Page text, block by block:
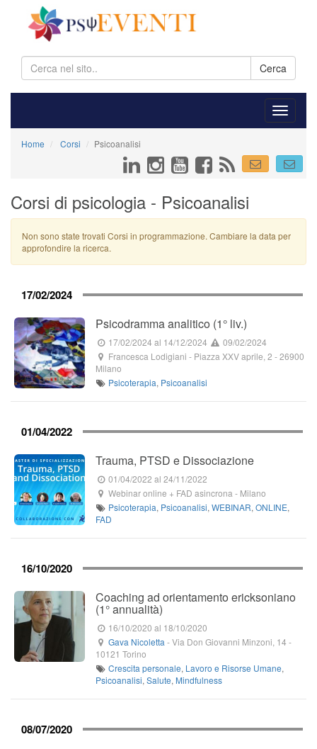
Cerca
Home Corsi Psicoanalisi
Corsi di psicologia - Psicoanalisi
Non sono state trovati Corsi in programmazione. Cambiare la data per
approfondire la ricerca.
17/02/2024
Psicodramma analitico (1° liv.)
17/02/2024 al 14/12/2024
09/02/2024
Francesca Lodigiani - Piazza XXV aprile, 2 -26900
Milano
Psicoterapia, Psicoanalisi
01/04/2022
Trauma, PTSD e Dissociazione
01/04/2022 al 24/11/2022
Webinar online + FAD asincrona - Milano
Psicoterapia, Psicoanalisi,WEBINAR,ONLINE,
FAD
16/10/2020
Coaching ad orientamento ericksoniano
(1° annualità)
16/10/2020 al 18/10/2020
Gava Nicoletta -Via Don Giovanni Minzoni, 14 -
10121 Torino
Crescita personale, Lavoro e Risorse Umane,
Psicoanalisi, Salute, Mindfulness
08/07/2020